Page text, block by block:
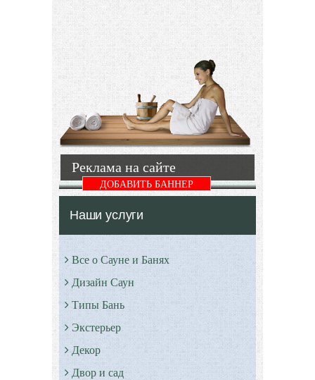
без
декоративных
кустарников.
Они делают
природную
картину
завершенной,
яркой и
Подробнее
шашлык,
сосиски и
другие
блюда.
Данные
конструкции
бывают
простыми
металлическими
и
Подробнее
Реклама на сайте
ДОБАВИТЬ БАННЕР
Наши услуги
Все о Сауне и Банях
Дизайн Саун
Типы Бань
Экстерьер
Декор
Двор и сад